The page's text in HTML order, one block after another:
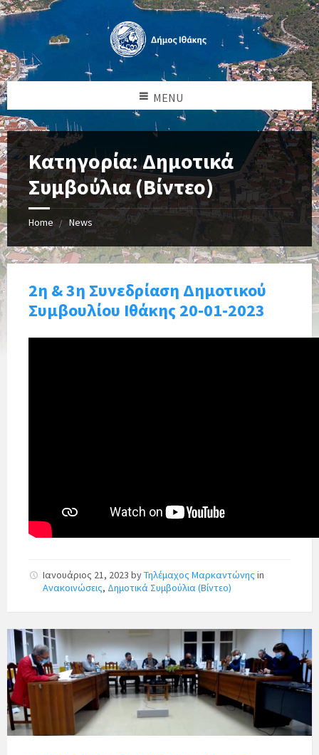
MENU
Κατηγορία: Δημοτικά
Συμβούλια (Βίντεο)
Home News
2η & 3η Συνεδρίαση Δημοτικού
Συμβουλίου Ιθάκης 20-01-2023
Ιανουάριος 21, 2023 byΤηλέμαχος Μαρκαντώνης in
Ανακοινώσεις, Δημοτικά Συμβούλια (Βίντεο)